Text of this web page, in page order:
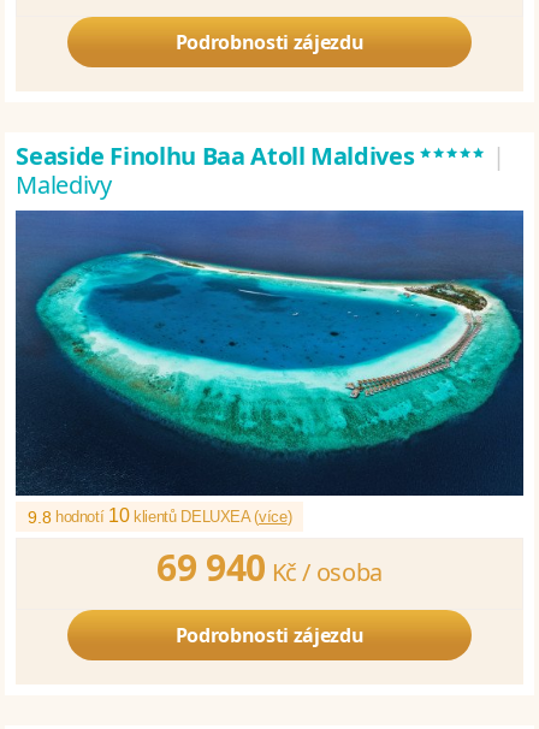
Podrobnosti zájezdu
Seaside Finolhu Baa Atoll Maldives***** |
Maledivy
9.8 hodnotí 10klientů DELUXEA (více)
69 940 Kč / osoba
Podrobnosti zájezdu